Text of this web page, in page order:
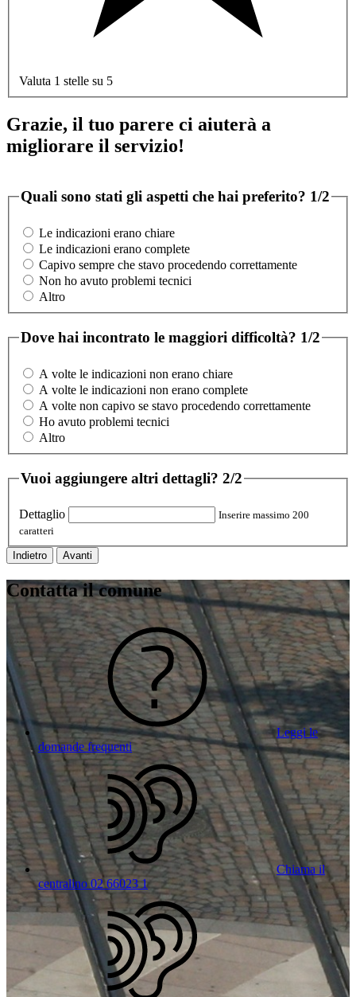
Valuta 1 stelle su 5
Grazie, il tuo parere ci aiuterà a
migliorare il servizio!
Quali sono stati gli aspetti che hai preferito? 1/2
Le indicazioni erano chiare
Le indicazioni erano complete
Capivo sempre che stavo procedendo correttamente
Non ho avuto problemi tecnici
Altro
Dove hai incontrato le maggiori difficoltà? 1/2
A volte le indicazioni non erano chiare
A volte le indicazioni non erano complete
A volte non capivo se stavo procedendo correttamente
Ho avuto problemi tecnici
Altro
Vuoi aggiungere altri dettagli? 2/2
Dettaglio
Inserire massimo 200
caratteri
Indietro Avanti
Contatta il comune
Leggi le
domande frequenti
Chiama il
centralino 02 66023 1